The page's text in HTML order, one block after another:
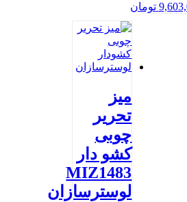
تومان
میز
تحریر
چوبی
کشو دار
MIZ1483
لوسترسازان